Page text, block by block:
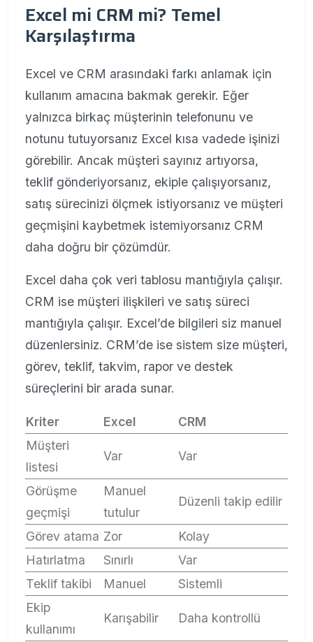
Excel mi CRM mi? Temel
Karşılaştırma
Excel ve CRM arasındaki farkı anlamak için
kullanım amacına bakmak gerekir. Eğer
yalnızca birkaç müşterinin telefonunu ve
notunu tutuyorsanız Excel kısa vadede işinizi
görebilir. Ancak müşteri sayınız artıyorsa,
teklif gönderiyorsanız, ekiple çalışıyorsanız,
satış sürecinizi ölçmek istiyorsanız ve müşteri
geçmişini kaybetmek istemiyorsanız CRM
daha doğru bir çözümdür.
Excel daha çok veri tablosu mantığıyla çalışır.
CRM ise müşteri ilişkileri ve satış süreci
mantığıyla çalışır. Excel’de bilgileri siz manuel
düzenlersiniz. CRM’de ise sistem size müşteri,
görev, teklif, takvim, rapor ve destek
süreçlerini bir arada sunar.
Kriter Excel
CRM
Müşteri
listesi
Var Var
Görüşme
geçmişi
Manuel
tutulur
Düzenli takip edilir
Görev atama Zor
Kolay
Hatırlatma
Sınırlı
Var
Teklif takibi
Manuel
Sistemli
Ekip
kullanımı
Karışabilir Daha kontrollü